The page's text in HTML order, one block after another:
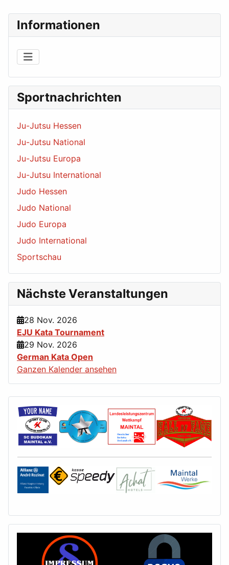
Informationen
Sportnachrichten
Ju-Jutsu Hessen
Ju-Jutsu National
Ju-Jutsu Europa
Ju-Jutsu International
Judo Hessen
Judo National
Judo Europa
Judo International
Sportschau
Nächste Veranstaltungen
28 Nov. 2026
EJU Kata Tournament
29 Nov. 2026
German Kata Open
Ganzen Kalender ansehen